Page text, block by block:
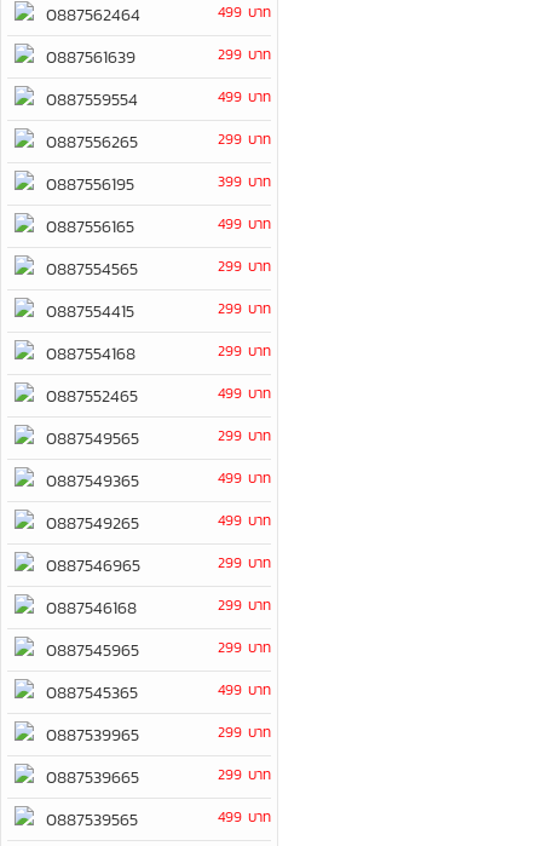
0887562464 499 บาท
0887561639 299 บาท
0887559554 499 บาท
0887556265 299 บาท
0887556195 399 บาท
0887556165 499 บาท
0887554565 299 บาท
0887554415 299 บาท
0887554168 299 บาท
0887552465 499 บาท
0887549565 299 บาท
0887549365 499 บาท
0887549265 499 บาท
0887546965 299 บาท
0887546168 299 บาท
0887545965 299 บาท
0887545365 499 บาท
0887539965 299 บาท
0887539665 299 บาท
0887539565 499 บาท